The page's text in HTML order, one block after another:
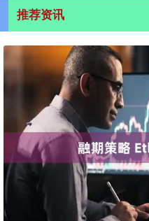
推荐资讯